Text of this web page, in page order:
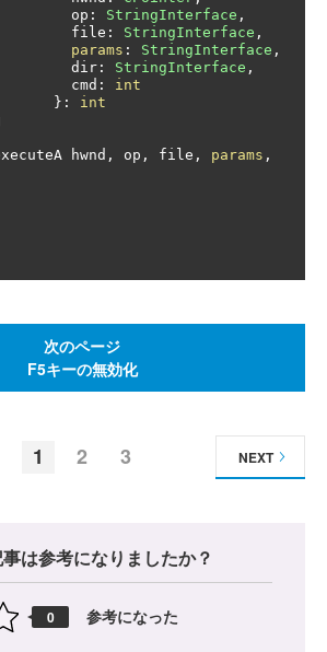
                       op
: StringInterface ,
                       file
: StringInterface ,
params : StringInterface ,
                       dir
: StringInterface ,
                       cmd
:
int
}:
int
hwnd , op , file , params ,
次のページ
F5キーの無効化
1 2 3 NEXT
は参考になりましたか？
0 参考になった